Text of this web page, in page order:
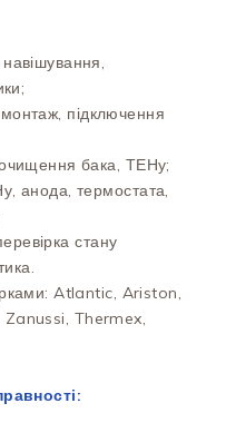
підключення
бака, ТЕНу;
анода, термостата,
стану
Atlantic, Ariston,
Zanussi, Thermex,